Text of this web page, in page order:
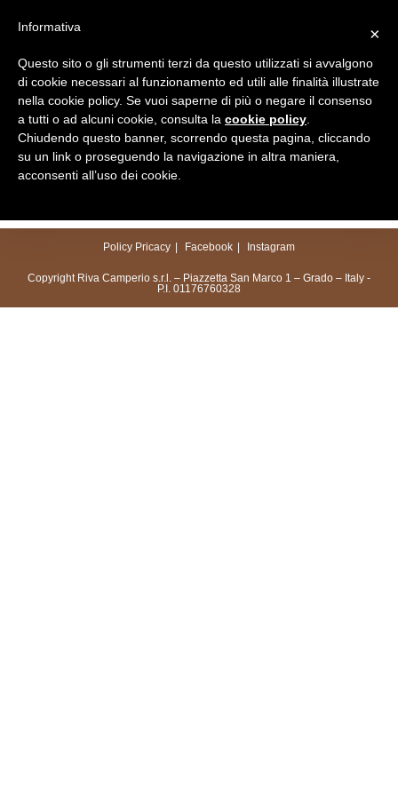
Menu
Policy Pricacy Facebook Instagram
Copyright Riva Camperio s.r.l. – Piazzetta San Marco 1 – Grado – Italy -
P.I. 01176760328
×
Informativa
Questo sito o gli strumenti terzi da questo utilizzati si avvalgono
di cookie necessari al funzionamento ed utili alle finalità illustrate
nella cookie policy. Se vuoi saperne di più o negare il consenso
a tutti o ad alcuni cookie, consulta la cookie policy
Chiudendo questo banner, scorrendo questa pagina, cliccando
su un link o proseguendo la navigazione in altra maniera,
acconsenti all’uso dei cookie.